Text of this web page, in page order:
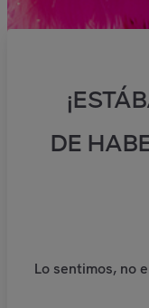
DE
Lo sentimos, no